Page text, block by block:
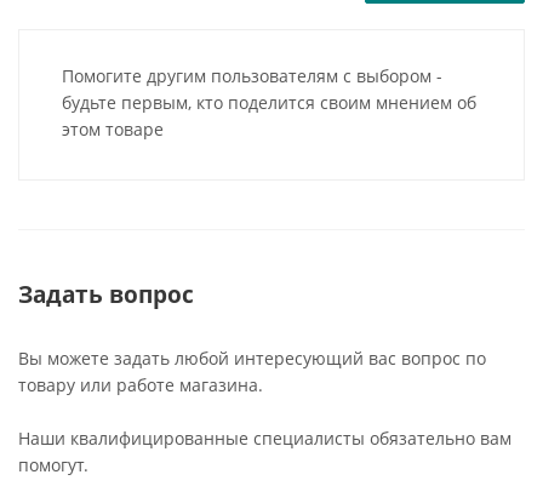
Помогите другим пользователям с выбором -
будьте первым, кто поделится своим мнением об
этом товаре
Задать вопрос
Вы можете задать любой интересующий вас вопрос по
товару или работе магазина.
Наши квалифицированные специалисты обязательно вам
помогут.